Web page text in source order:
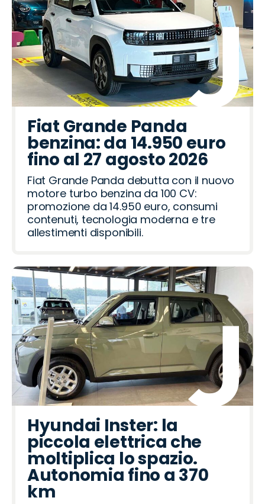
Fiat Grande Panda
benzina: da 14.950 euro
fino al 27 agosto 2026
Fiat Grande Panda debutta con il nuovo
motore turbo benzina da 100 CV:
promozione da 14.950 euro, consumi
contenuti, tecnologia moderna e tre
allestimenti disponibili.
Hyundai Inster: la
piccola elettrica che
moltiplica lo spazio.
Autonomia fino a 370
km